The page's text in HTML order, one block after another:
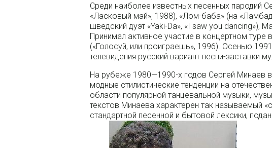
Среди наиболее известных песенных пародий
«Ласковый май», 1988), «Лом-баба» (на
шведский дуэт «Yaki-Da», «I saw you dancing»),
Принимал активное участие в концертном туре
(«Голосуй, или проиграешь», 1996). Осенью
телевидения русский вариант песни-заставки
На рубеже 1980—1990-х годов Сергей Минаев
модные стилистические тенденции на
области популярной танцевальной музыки,
текстов Минаева характерен так называемый
стандартной песенной и бытовой лексики,